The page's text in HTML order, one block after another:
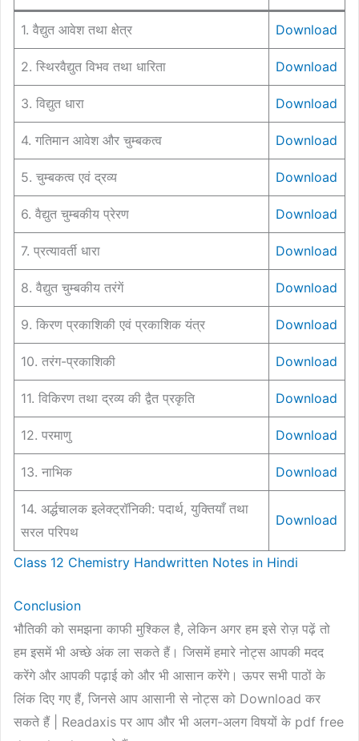
1. वैद्युत आवेश तथा क्षेत्र Download
2. स्थिरवैद्युत विभव तथा धारिता Download
3. विद्युत धारा Download
4. गतिमान आवेश और चुम्बकत्व Download
5. चुम्बकत्व एवं द्रव्य Download
6. वैद्युत चुम्बकीय प्रेरण Download
7. प्रत्यावर्ती धारा Download
8. वैद्युत चुम्बकीय तरंगें Download
9. किरण प्रकाशिकी एवं प्रकाशिक यंत्र Download
10. तरंग-प्रकाशिकी Download
11. विकिरण तथा द्रव्य की द्वैत प्रकृति Download
12. परमाणु Download
13. नाभिक Download
14. अर्द्धचालक इलेक्ट्रॉनिकी: पदार्थ, युक्तियाँ तथा
सरल परिपथ
Download
Class 12 Chemistry Handwritten Notes in Hindi
Conclusion
भौतिकी को समझना काफी मुश्किल है, लेकिन अगर हम इसे रोज़ पढ़ें तो
हम इसमें भी अच्छे अंक ला सकते हैं। जिसमें हमारे नोट्स आपकी मदद
करेंगे और आपकी पढ़ाई को और भी आसान करेंगे। ऊपर सभी पाठों के
लिंक दिए गए हैं, जिनसे आप आसानी से नोट्स को Download कर
सकते हैं | Readaxis पर आप और भी अलग-अलग विषयों के pdf free